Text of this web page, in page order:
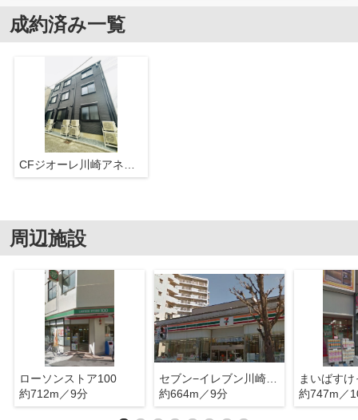
成約済み一覧
CFジオーレ川崎アネックス
周辺施設
ローソンストア100
約712m／9分
セブン−イレブン川崎さつき橋店
約664m／9分
約747m／